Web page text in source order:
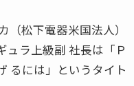
（松下電器米国法人）
ュラ上級副 社長は「Ｐ
るには」というタイト